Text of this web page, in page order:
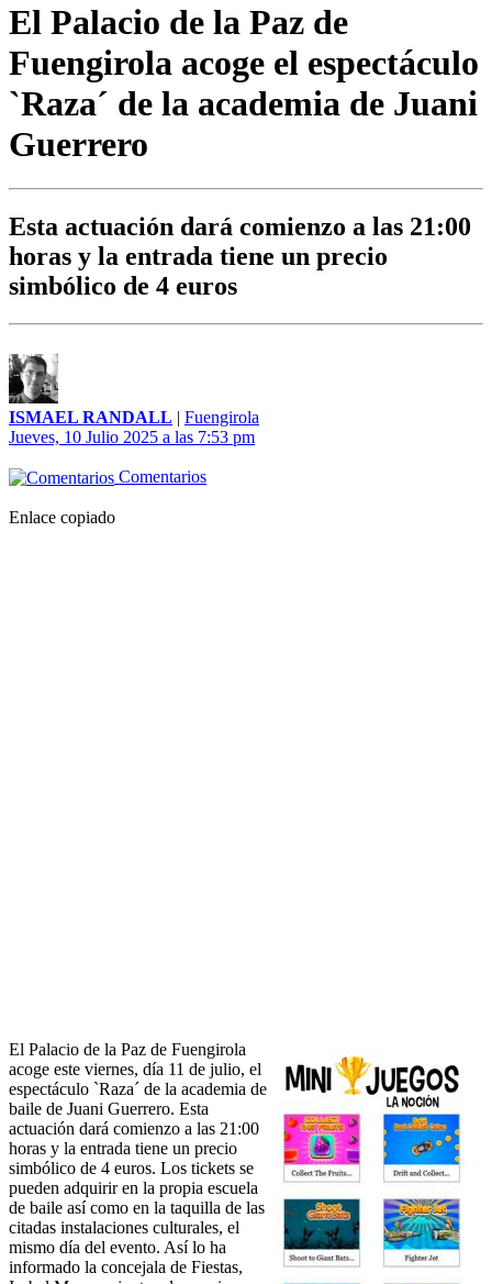
El Palacio de la Paz de
Fuengirola acoge el espectáculo
`Raza´ de la academia de Juani
Guerrero
Esta actuación dará comienzo a las 21:00
horas y la entrada tiene un precio
simbólico de 4 euros
ISMAEL RANDALL | Fuengirola
Jueves, 10 Julio 2025 a las 7:53 pm
Comentarios
Enlace copiado
El Palacio de la Paz de Fuengirola
acoge este viernes, día 11 de julio, el
espectáculo `Raza´ de la academia de
baile de Juani Guerrero. Esta
actuación dará comienzo a las 21:00
horas y la entrada tiene un precio
simbólico de 4 euros. Los tickets se
pueden adquirir en la propia escuela
de baile así como en la taquilla de las
citadas instalaciones culturales, el
mismo día del evento. Así lo ha
informado la concejala de Fiestas,